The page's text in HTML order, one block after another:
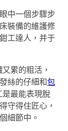
中一個步驟步
裝備的維護修
工達人，并于
累的粗活，
絲的仔細和包
是最能表現脫
守得住匠心，
細節中。